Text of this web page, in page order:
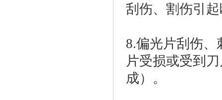
刮伤、割伤引
8.偏光片刮伤
片受损或受到
成）。